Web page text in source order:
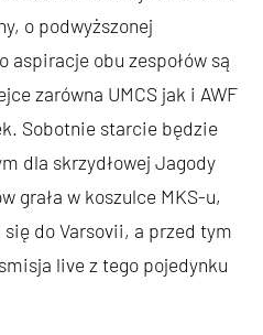
o podwyższonej
obu zespołów są
zarówna UMCS jak i AWF
Sobotnie starcie będzie
dla skrzydłowej Jagody
grała w koszulce MKS-u,
do Varsovii, a przed tym
live z tego pojedynku